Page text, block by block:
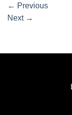
← Previous
Next →